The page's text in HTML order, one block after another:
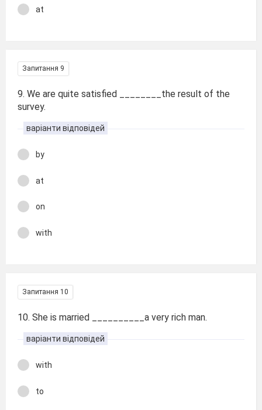
at
Запитання 9
9. We are quite satisfied ________the result of the
survey.
варіанти відповідей
by
at
on
with
Запитання 10
10. She is married __________a very rich man.
варіанти відповідей
with
to